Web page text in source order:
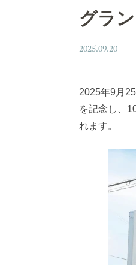
グラ
2025.09.20
2025年9月
を記念し、
れます。